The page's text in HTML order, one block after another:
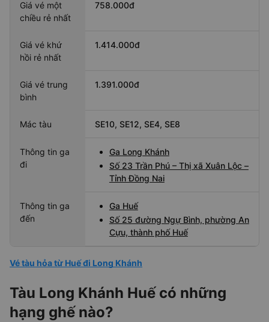
Giá vé một
chiều rẻ nhất
758.000đ
Giá vé khứ
hồi rẻ nhất
1.414.000đ
Giá vé trung
bình
1.391.000đ
Mác tàu SE10, SE12, SE4, SE8
Thông tin ga
đi
Ga Long Khánh
Số 23 Trần Phú – Thị xã Xuân Lộc –
Tỉnh Đồng Nai
Thông tin ga
đến
Ga Huế
Số 25 đường Ngự Bình, phường An
Cựu, thành phố Huế
Vé tàu hỏa từ Huế đi Long Khánh
Tàu Long Khánh Huế có những
hạng ghế nào?